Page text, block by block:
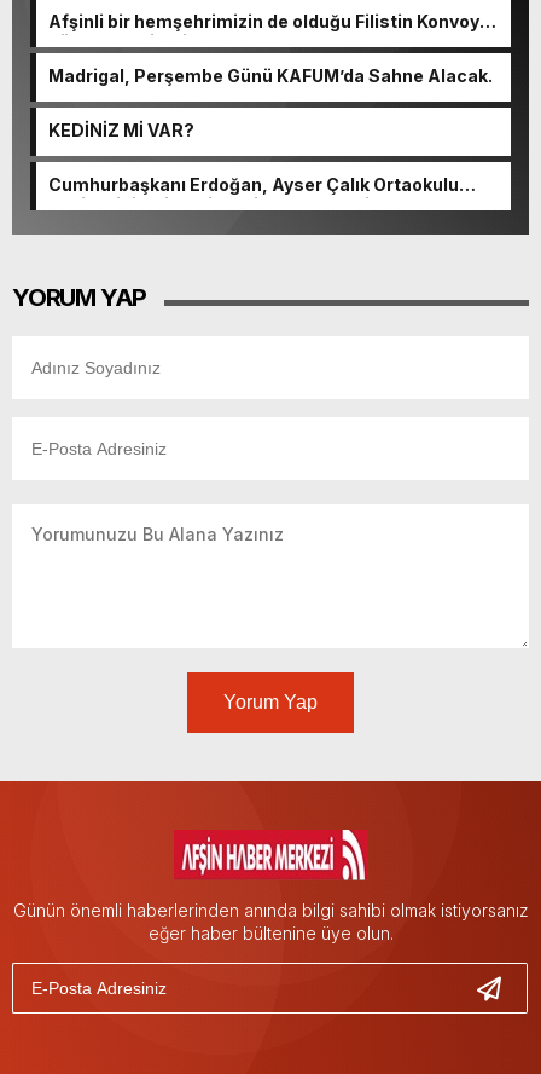
Afşinli bir hemşehrimizin de olduğu Filistin Konvoyu,
güçlenerek ilerliyor.
Madrigal, Perşembe Günü KAFUM’da Sahne Alacak.
KEDİNİZ Mİ VAR?
Cumhurbaşkanı Erdoğan, Ayser Çalık Ortaokulu
Şehitlerinin Aileleriyle Bir Araya Geldi.
YORUM YAP
Yorum Yap
Günün önemli haberlerinden anında bilgi sahibi olmak istiyorsanız
eğer haber bültenine üye olun.